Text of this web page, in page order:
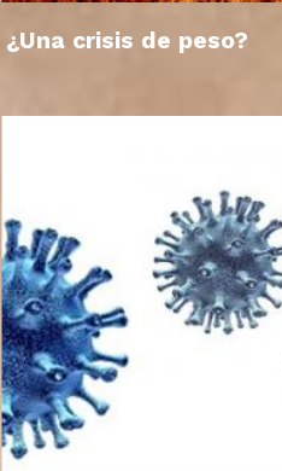
¿Una crisis de peso?